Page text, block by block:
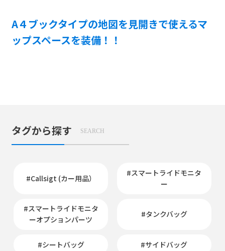
ブラック
8,800円
グレー
8,800円
A４ブックタイプの地図を見開きで使えるマ
ップスペースを装備！！
タグから探す SEARCH
#Callsigt (カー用品）
#スマートライドモニタ
ー
#スマートライドモニタ
ーオプションパーツ
#タンクバッグ
#シートバッグ #サイドバッグ